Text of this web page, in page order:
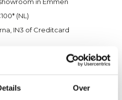
Over
(NL)
IN3 of Creditcard
je graag verder!